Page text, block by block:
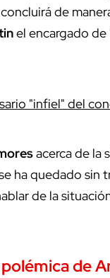
de
el encargado
"infiel" del
acerca de la
ha quedado sin
de la
de